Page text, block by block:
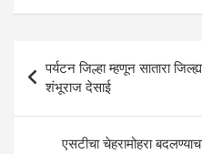
A
p
p
o
o
k
n
Post
navigation
पर्यटन जिल्हा म्हणून सातारा
शंभूराज देसाई
एसटीचा चेहरामोहरा